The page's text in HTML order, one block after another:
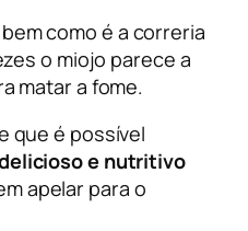
como é a correria
o miojo parece a
matar a fome.
que é possível
e nutritivo
apelar para o